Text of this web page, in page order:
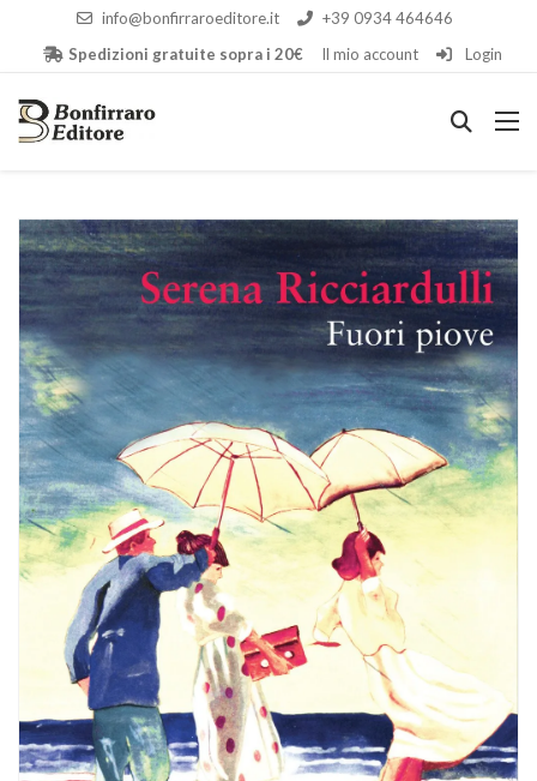
info@bonfirraroeditore.it
+39 0934 464646
Spedizioni gratuite sopra i 20€
Il mio account Login